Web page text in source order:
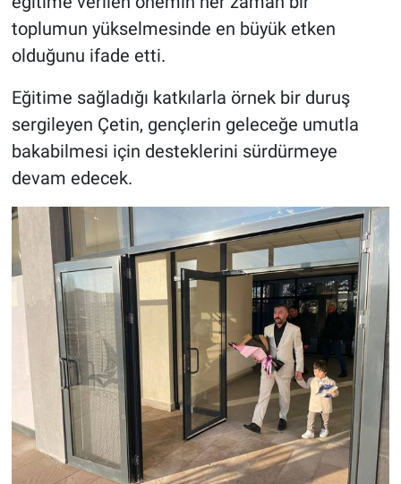
toplumun yükselmesinde en büyük etken
olduğunu ifade etti.
Eğitime sağladığı katkılarla örnek bir duruş
sergileyen Çetin, gençlerin geleceğe umutla
bakabilmesi için desteklerini sürdürmeye
devam edecek.